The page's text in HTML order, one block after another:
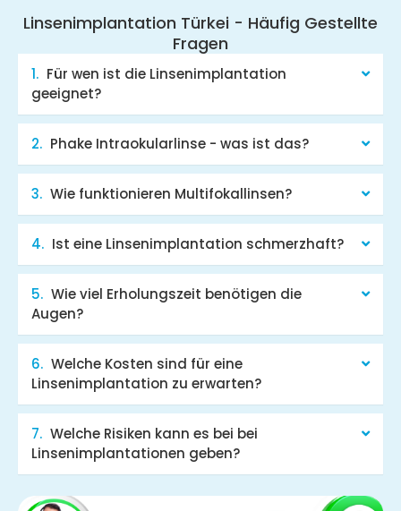
Linsenimplantation Türkei - Häufig Gestellte
Fragen
Für wen ist die Linsenimplantation
geeignet?
Phake Intraokularlinse - was ist das?
Wie funktionieren Multifokallinsen?
Ist eine Linsenimplantation schmerzhaft?
Wie viel Erholungszeit benötigen die
Augen?
Welche Kosten sind für eine
Linsenimplantation zu erwarten?
Welche Risiken kann es bei bei
Linsenimplantationen geben?